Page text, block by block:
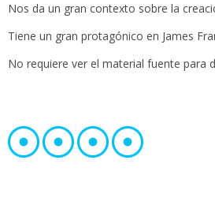
Nos da un gran contexto sobre la
Tiene un gran protagónico en James
No requiere ver el material fuente para